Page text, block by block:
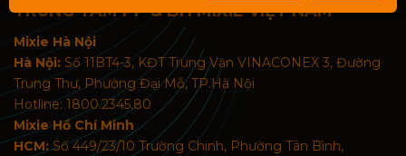
TRUNG TÂM PP & BH MIXIE VIỆT NAM
Mixie Hà Nội
Hà Nội: Số 11BT4-3, KĐT Trung Văn VINACONEX 3, Đường
Trung Thư, Phường Đại Mỗ, TP.Hà Nội
Hotline: 1800.2345.80
Mixie Hồ Chí Minh
HCM:Số 449/23/10 Trường Chinh, Phường Tân Bình,